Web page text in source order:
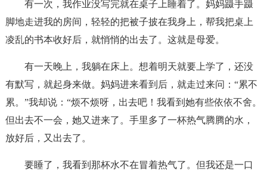
有一次，我作业没写完就在桌子上睡着了。妈妈蹑手蹑
脚地走进我的房间，轻轻的把被子披在我身上，帮我把桌上
凌乱的书本收好后，就悄悄的出去了。这就是母爱。
有一天晚上，我躺在床上。想着明天就要上学了，还没
有默写，就起身来做。妈妈进来看到后，就走过来问：“累不
累。”我却说：“烦不烦呀，出去吧！我看到她有些依依不舍。
但出去不一会，她又进来了。手里多了一杯热气腾腾的水，
放好后，又出去了。
要睡了，我看到那杯水不在冒着热气了。但我还是一口